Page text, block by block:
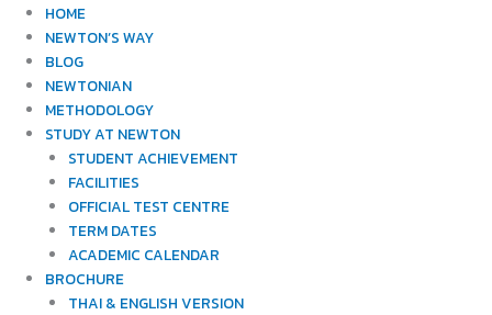
HOME
NEWTON’S WAY
BLOG
NEWTONIAN
METHODOLOGY
STUDY AT NEWTON
STUDENT ACHIEVEMENT
FACILITIES
OFFICIAL TEST CENTRE
TERM DATES
ACADEMIC CALENDAR
BROCHURE
THAI & ENGLISH VERSION